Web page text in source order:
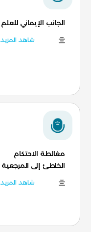
الجانب الإيماني للعلم
شاهد المزيد
مغالطة الاحتكام
الخاطئ إلى المرجعية
شاهد المزيد